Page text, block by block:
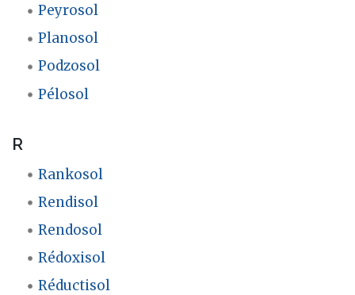
Peyrosol
Planosol
Podzosol
Pélosol
R
Rankosol
Rendisol
Rendosol
Rédoxisol
Réductisol